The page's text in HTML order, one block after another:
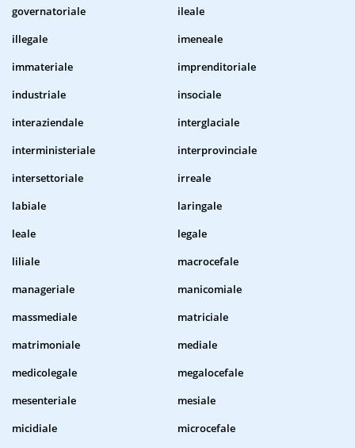
governatoriale
ileale
illegale
imeneale
immateriale
imprenditoriale
industriale
insociale
interaziendale
interglaciale
interministeriale
interprovinciale
intersettoriale
irreale
labiale
laringale
leale
legale
liliale
macrocefale
manageriale
manicomiale
massmediale
matriciale
matrimoniale
mediale
medicolegale
megalocefale
mesenteriale
mesiale
micidiale
microcefale